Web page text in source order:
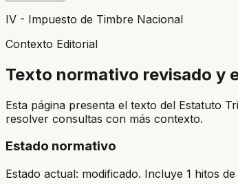
IV - Impuesto de Timbre Nacional
Contexto Editorial
Texto normativo revisado y
Esta página presenta el texto del Estatuto
resolver consultas con más contexto.
Estado normativo
Estado actual: modificado. Incluye 1 hitos